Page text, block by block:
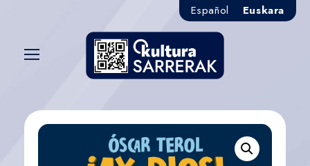
Español Euskara